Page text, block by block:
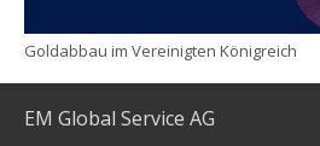
Goldabbau im Vereinigten Königreich
EM Global Service AG